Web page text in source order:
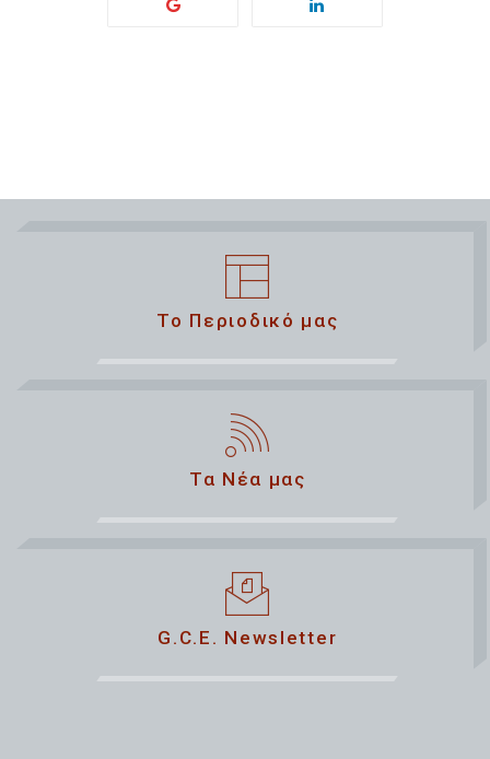
Το Περιοδικό μας
Τα Νέα μας
G.C.E. Newsletter